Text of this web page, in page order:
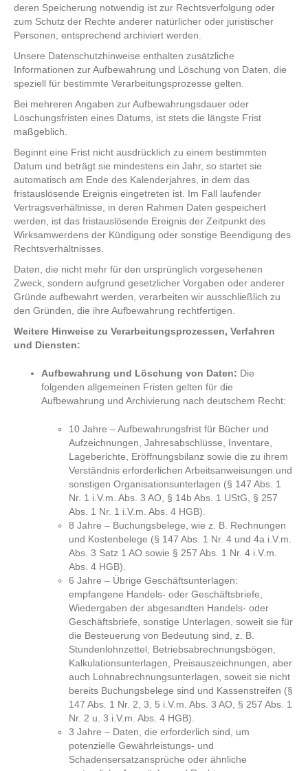
deren Speicherung notwendig ist zur Rechtsverfolgung oder
zum Schutz der Rechte anderer natürlicher oder juristischer
Personen, entsprechend archiviert werden.
Unsere Datenschutzhinweise enthalten zusätzliche
Informationen zur Aufbewahrung und Löschung von Daten, die
speziell für bestimmte Verarbeitungsprozesse gelten.
Bei mehreren Angaben zur Aufbewahrungsdauer oder
Löschungsfristen eines Datums, ist stets die längste Frist
maßgeblich.
Beginnt eine Frist nicht ausdrücklich zu einem bestimmten
Datum und beträgt sie mindestens ein Jahr, so startet sie
automatisch am Ende des Kalenderjahres, in dem das
fristauslösende Ereignis eingetreten ist. Im Fall laufender
Vertragsverhältnisse, in deren Rahmen Daten gespeichert
werden, ist das fristauslösende Ereignis der Zeitpunkt des
Wirksamwerdens der Kündigung oder sonstige Beendigung des
Rechtsverhältnisses.
Daten, die nicht mehr für den ursprünglich vorgesehenen
Zweck, sondern aufgrund gesetzlicher Vorgaben oder anderer
Gründe aufbewahrt werden, verarbeiten wir ausschließlich zu
den Gründen, die ihre Aufbewahrung rechtfertigen.
Weitere Hinweise zu Verarbeitungsprozessen, Verfahren
und Diensten:
Aufbewahrung und Löschung von Daten: Die
folgenden allgemeinen Fristen gelten für die
Aufbewahrung und Archivierung nach deutschem Recht:
10 Jahre – Aufbewahrungsfrist für Bücher und
Aufzeichnungen, Jahresabschlüsse, Inventare,
Lageberichte, Eröffnungsbilanz sowie die zu ihrem
Verständnis erforderlichen Arbeitsanweisungen und
sonstigen Organisationsunterlagen (§ 147 Abs. 1
Nr. 1 i.V.m. Abs. 3 AO, § 14b Abs. 1 UStG, § 257
Abs. 1 Nr. 1 i.V.m. Abs. 4 HGB).
8 Jahre – Buchungsbelege, wie z. B. Rechnungen
und Kostenbelege (§ 147 Abs. 1 Nr. 4 und 4a i.V.m.
Abs. 3 Satz 1 AO sowie § 257 Abs. 1 Nr. 4 i.V.m.
Abs. 4 HGB).
6 Jahre – Übrige Geschäftsunterlagen:
empfangene Handels- oder Geschäftsbriefe,
Wiedergaben der abgesandten Handels- oder
Geschäftsbriefe, sonstige Unterlagen, soweit sie für
die Besteuerung von Bedeutung sind, z. B.
Stundenlohnzettel, Betriebsabrechnungsbögen,
Kalkulationsunterlagen, Preisauszeichnungen, aber
auch Lohnabrechnungsunterlagen, soweit sie nicht
bereits Buchungsbelege sind und Kassenstreifen (§
147 Abs. 1 Nr. 2, 3, 5 i.V.m. Abs. 3 AO, § 257 Abs. 1
Nr. 2 u. 3 i.V.m. Abs. 4 HGB).
3 Jahre – Daten, die erforderlich sind, um
potenzielle Gewährleistungs- und
Schadensersatzansprüche oder ähnliche